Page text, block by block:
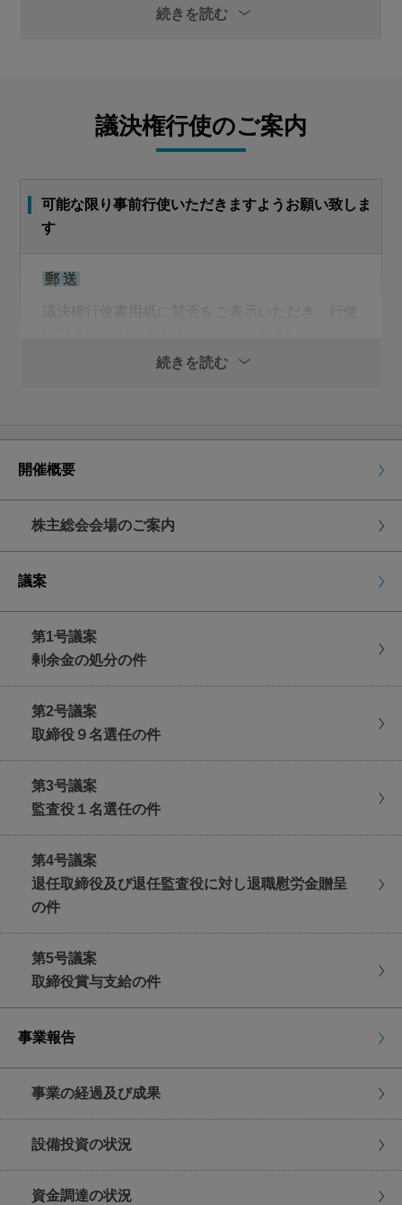
第3号議案
第4号議案
続きを読む
議決権行使のご案内
可能な限り事前行使いただきますようお願い致しま
す
郵 送
議決権行使書用紙に賛否をご表示いただき、行使
インターネット
ていただき、行使期限までに賛否をご入力くださ
午後5時30分まで
株主総会にご出席いただく場合
議決権行使書用紙を会場受付にご提出ください。
また、招集ご通知をご持参ください。
日時
2021年6月23日(水曜日)
午前10時(受付開始 午前9時)
新型コロナウイルス感染防止への対応について
＜株主様へのお願い＞
権行使をご検討くださいますようお願い申し上げます。
ください。
続きを読む
開催概要
株主総会会場のご案内
議案
第1号議案
剰余金の処分の件
第2号議案
取締役９名選任の件
第3号議案
監査役１名選任の件
第4号議案
退任取締役及び退任監査役に対し退職慰労金贈呈
の件
第5号議案
取締役賞与支給の件
事業報告
事業の経過及び成果
設備投資の状況
資金調達の状況